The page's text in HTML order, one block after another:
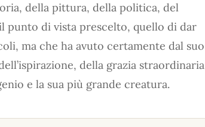
della pittura, della politica, del
punto di vista prescelto, quello di dar
ma che ha avuto certamente dal suo
della grazia straordinaria
e la sua più grande creatura.